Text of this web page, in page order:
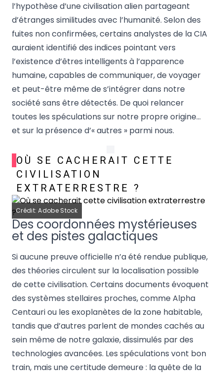
l’hypothèse d’une civilisation alien partageant
d’étranges similitudes avec l’humanité. Selon des
fuites non confirmées, certains analystes de la CIA
auraient identifié des indices pointant vers
l’existence d’êtres intelligents à l’apparence
humaine, capables de communiquer, de voyager
et peut-être même de s’intégrer dans notre
société sans être détectés. De quoi relancer
toutes les spéculations sur notre propre origine…
et sur la présence d’« autres » parmi nous.
OÙ SE CACHERAIT CETTE
CIVILISATION
EXTRATERRESTRE ?
Crédit: Adobe Stock
Des coordonnées mystérieuses
et des pistes galactiques
Si aucune preuve officielle n’a été rendue publique,
des théories circulent sur la localisation possible
de cette civilisation. Certains documents évoquent
des systèmes stellaires proches, comme Alpha
Centauri ou les exoplanètes de la zone habitable,
tandis que d’autres parlent de mondes cachés au
sein même de notre galaxie, dissimulés par des
technologies avancées. Les spéculations vont bon
train, mais une certitude demeure : la quête de la